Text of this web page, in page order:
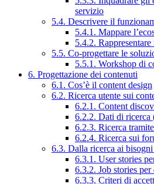
servizio
5.4. Descrivere il
5.4.1. Mappare
5.4.2.
5.5. Co-progettare le
5.5.1. Workshop di
6. Progettazione dei contenuti
6.1. Cos’è il content design
6.2. Ricerca utente sui
6.2.1. Content
6.2.2. Dati di ricerca
6.2.3. Ricerca
6.2.4. Ricerca sui
6.3. Dalla ricerca ai
6.3.1. User stories
6.3.2. Job stories
6.3.3. Criteri di